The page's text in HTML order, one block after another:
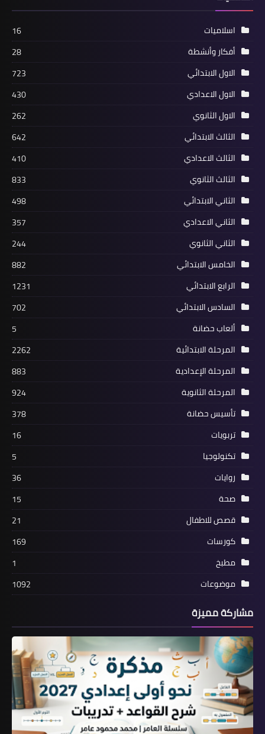
اسلاميات
16
أفكار وأنشطة
28
الاول الابتدائي
723
الاول الاعدادي
430
الاول الثانوي
262
الثالث الابتدائي
642
الثالث الاعدادي
410
الثالث الثانوي
833
الثاني الابتدائي
498
الثاني الاعدادي
357
الثاني الثانوي
244
الخامس الابتدائي
882
الرابع الابتدائي
1231
السادس الابتدائي
702
ألعاب حضانة
5
المرحلة الابتدائية
2262
المرحلة الإعدادية
883
المرحلة الثانوية
924
تأسيس حضانة
378
تربويات
16
تكنولوجيا
5
روايات
36
صحة
15
قصص للاطفال
21
كورسات
169
مطبخ
1
موضوعات
1092
مشاركة مميزة